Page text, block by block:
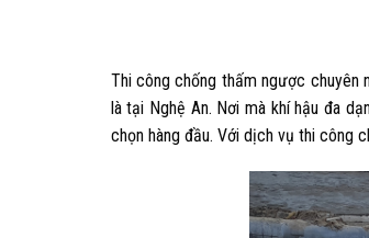
Thi công chống thấm ngược chuyên
là tại Nghệ An. Nơi mà khí hậu đa
chọn hàng đầu. Với dịch vụ thi công